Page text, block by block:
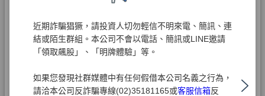
近期詐騙猖獗，請投資人切勿輕信不明來電、簡訊、連
結或陌生群組。本公司不會以電話、簡訊或LINE邀請
「領取飆股」、「明牌體驗」等。
如果您發現社群媒體中有任何假借本公司名義之行為，
請洽本公司反詐騙專線(02)35181165或客服信箱反